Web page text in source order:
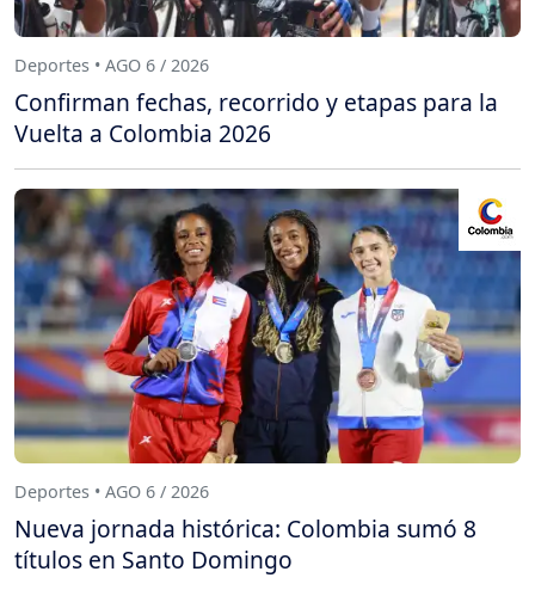
Deportes • AGO 6 / 2026
Confirman fechas, recorrido y etapas para la
Vuelta a Colombia 2026
Deportes • AGO 6 / 2026
Nueva jornada histórica: Colombia sumó 8
títulos en Santo Domingo